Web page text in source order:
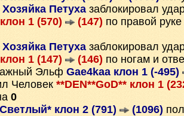
Хозяйка Петуха заблокировал
1 (570)
(147) по правой
Хозяйка Петуха заблокировал
1 (147)
(146) по ногам и
Эльф Gae4kaa клон 1 (-495)
Человек **DEN**GoD** клон 1
0
клон 2 (791) (1096)